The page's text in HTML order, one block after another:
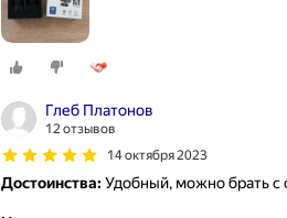
Глеб Платонов
12 отзывов
14 октября 2023
Достоинства:Удобный, можно брать с